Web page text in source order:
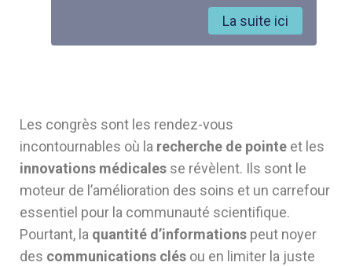
La suite ici
Les congrès sont les rendez-vous
incontournables où la recherche de pointe et les
innovations médicales se révèlent. Ils sont le
moteur de l’amélioration des soins et un carrefour
essentiel pour la communauté scientifique.
Pourtant, la quantité d’informations peut noyer
des communications clés ou en limiter la juste